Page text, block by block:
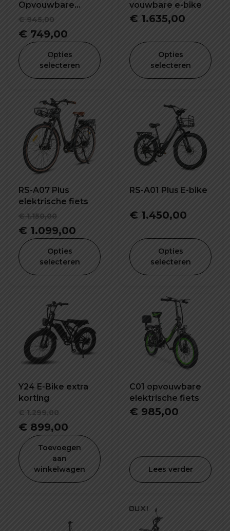
Opvouwbare
elektrische fiets
€945,00
Oorspronkelijke
prijs
was:
€ 945,00.
€ 749,00
is:
€ 749,00.
Opties
selecteren
vouwbare e-bike
€ 1.635,00
Opties
selecteren
RS-A07 Plus
elektrische fiets
€1.150,00
Oorspronkelijke
prijs
was:
€ 1.150,00.
€ 1.099,00
prijs
is:
€ 1.099,00.
Opties
selecteren
RS-A01 Plus E-bike
€ 1.450,00
Opties
selecteren
Y24 E-Bike extra
korting
€1.299,00
Oorspronkelijke
prijs
€ 1.299,00.
€ 899,00
prijs
€ 899,00.
Toevoegen
aan
winkelwagen
C01 opvouwbare
elektrische fiets
€ 985,00
Lees verder